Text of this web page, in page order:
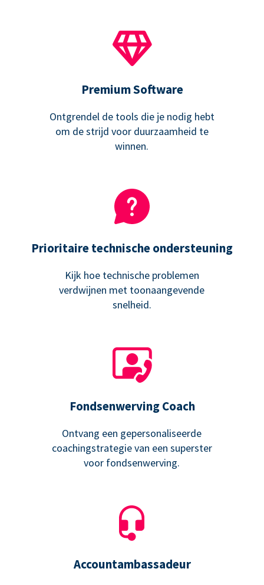
Premium Software
Ontgrendel de tools die je nodig hebt
om de strijd voor duurzaamheid te
winnen.
Prioritaire technische ondersteuning
Kijk hoe technische problemen
verdwijnen met toonaangevende
snelheid.
Fondsenwerving Coach
Ontvang een gepersonaliseerde
coachingstrategie van een superster
voor fondsenwerving.
Accountambassadeur